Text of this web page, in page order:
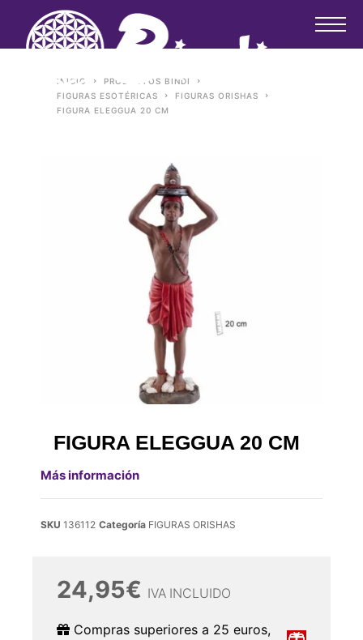
INICIO
PRODUCTOS BINDI
FIGURAS ESOTÉRICAS
FIGURAS ORISHAS
FIGURA ELEGGUA 20 CM
FIGURA ELEGGUA 20 CM
Más información
SKU 136112 Categoría FIGURAS ORISHAS
24,95€ IVA INCLUIDO
Compras superiores a 25 euros,